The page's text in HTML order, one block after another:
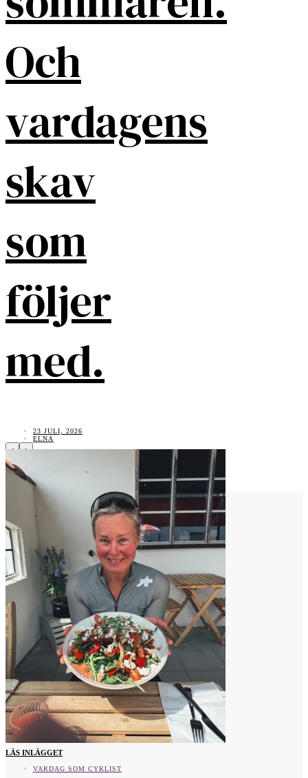
Och
vardagens
skav
som
följer
med.
23 JULI, 2026
ELNA
LÄS INLÄGGET
VARDAG SOM CYKLIST
‹ ›
Vad tycker du?